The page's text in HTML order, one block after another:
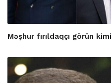
Məşhur fırıldaqçı görün